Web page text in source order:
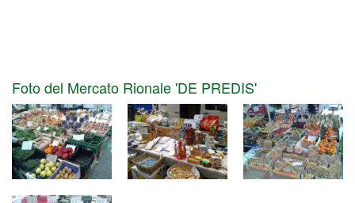
Foto del Mercato Rionale 'DE PREDIS'